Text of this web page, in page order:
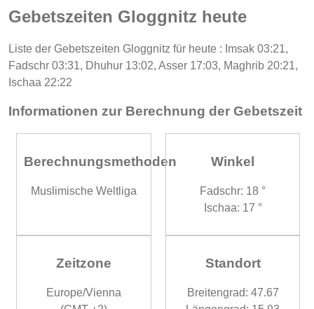
Gebetszeiten Gloggnitz heute
Liste der Gebetszeiten Gloggnitz für heute : Imsak 03:21,
Fadschr 03:31, Dhuhur 13:02, Asser 17:03, Maghrib 20:21,
Ischaa 22:22
Informationen zur Berechnung der Gebetszeit
Berechnungsmethoden
Muslimische Weltliga
Winkel
Fadschr: 18 °
Ischaa: 17 °
Zeitzone
Europe/Vienna
Standort
Breitengrad: 47.67